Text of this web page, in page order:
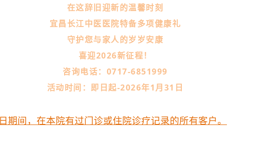
在这辞旧迎新的温馨时刻
宜昌长江中医医院特备多项健康礼
守护您与家人的岁岁安康
喜迎2026新征程！
咨询电话：0717-6851999
活动时间：即日起-2026年1月31日
日期间，在本院有过门诊或住院诊疗记录的所有客户。